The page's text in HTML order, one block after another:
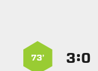
:
73’